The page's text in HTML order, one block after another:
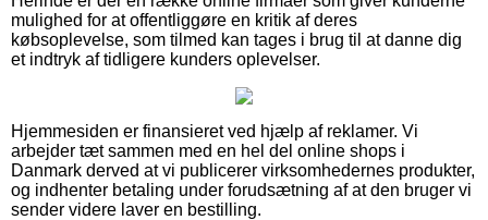
mulighed for at offentliggøre en kritik af deres
købsoplevelse, som tilmed kan tages i brug til at danne dig
et indtryk af tidligere kunders oplevelser.
Hjemmesiden er finansieret ved hjælp af reklamer. Vi
arbejder tæt sammen med en hel del online shops i
Danmark derved at vi publicerer virksomhedernes produkter,
og indhenter betaling under forudsætning af at den bruger vi
sender videre laver en bestilling.